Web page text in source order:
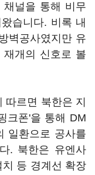
널을 통해 비무
습니다. 비록 내
벽공사였지만 유
개의 신호로 볼
르면 북한은 지
크폰'을 통해 DM
일환으로 공사를
. 북한은 유엔사
등 경계선 확장